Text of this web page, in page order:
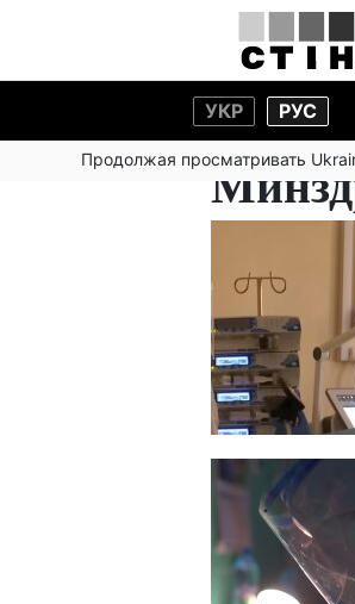
УКР РУС
Продолжая просматривать